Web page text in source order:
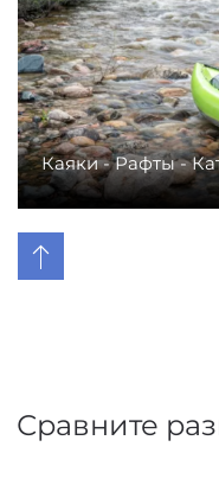
Каяки - Рафты -
Сравните